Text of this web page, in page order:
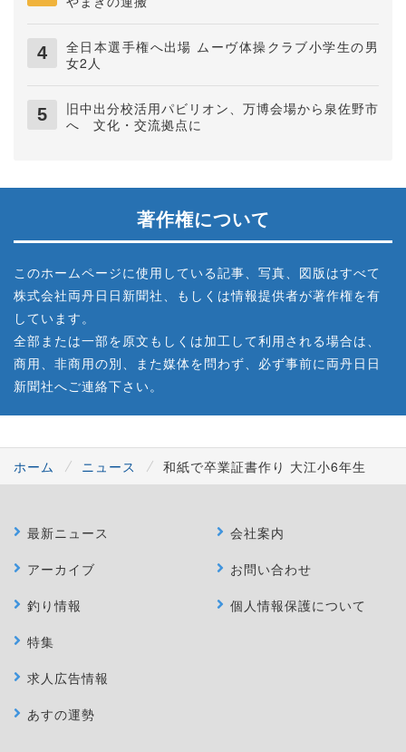
全日本選手権へ出場 ムーヴ体操クラブ小学生の男
女2人
旧中出分校活用パビリオン、万博会場から泉佐野市
へ 文化・交流拠点に
著作権について
このホームページに使用している記事、写真、図版はすべて
株式会社両丹日日新聞社、もしくは情報提供者が著作権を有
しています。
全部または一部を原文もしくは加工して利用される場合は、
商用、非商用の別、また媒体を問わず、必ず事前に両丹日日
新聞社へご連絡下さい。
ホーム ニュース 和紙で卒業証書作り 大江小6年生
最新ニュース
アーカイブ
釣り情報
特集
求人広告情報
あすの運勢
会社案内
お問い合わせ
個人情報保護について